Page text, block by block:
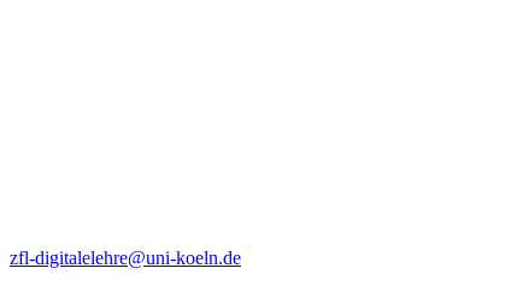
zfl-digitalelehre@uni-koeln.de